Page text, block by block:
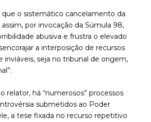
que o sistemático cancelamento da
por invocação da Súmula 98,
abusiva e frustra o elevado
a interposição de recursos
seja no tribunal de origem,
relator, há “numerosos” processos
submetidos ao Poder
a tese fixada no recurso repetitivo